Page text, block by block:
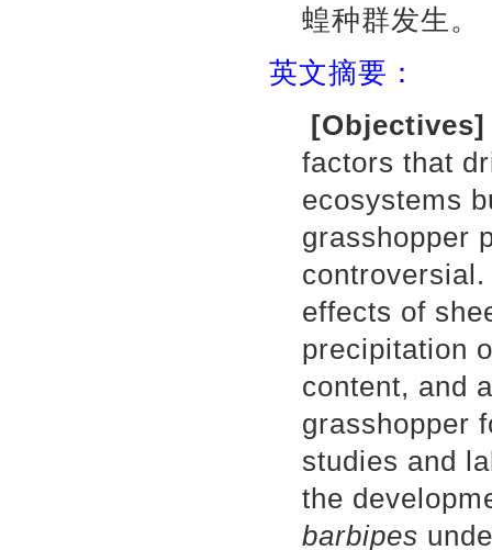
蝗种群发生。
英文摘要：
factors that
ecosystems
grasshopper
effects of
precipitation
content, and
grasshopper
studies and
the
barbipes